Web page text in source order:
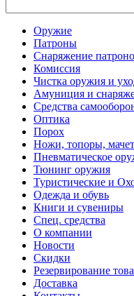
Оружие
Патроны
Снаряжение
Комиссия
Чистка оружия и
Амуниция и
Средства
Оптика
Порох
Ножи, топоры,
Пневматическое
Тюнинг оружия
Туристические и
Одежда и обувь
Книги и сувениры
Спец. средства
О компании
Новости
Скидки
Резервирование
Доставка